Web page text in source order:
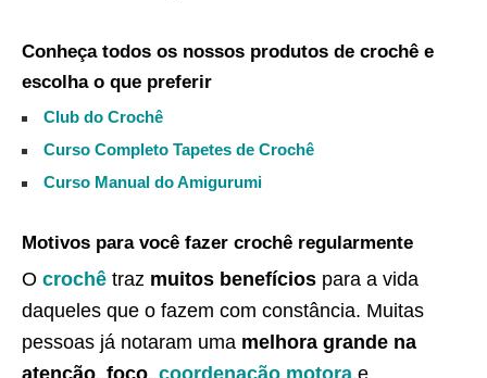
Conheça todos os nossos produtos de crochê e
escolha o que preferir
Club do Crochê
Curso Completo Tapetes de Crochê
Curso Manual do Amigurumi
Motivos para você fazer crochê regularmente
O crochê traz muitos benefícios para a vida
daqueles que o fazem com constância. Muitas
pessoas já notaram uma melhora grande na
atenção, foco, coordenação motora e